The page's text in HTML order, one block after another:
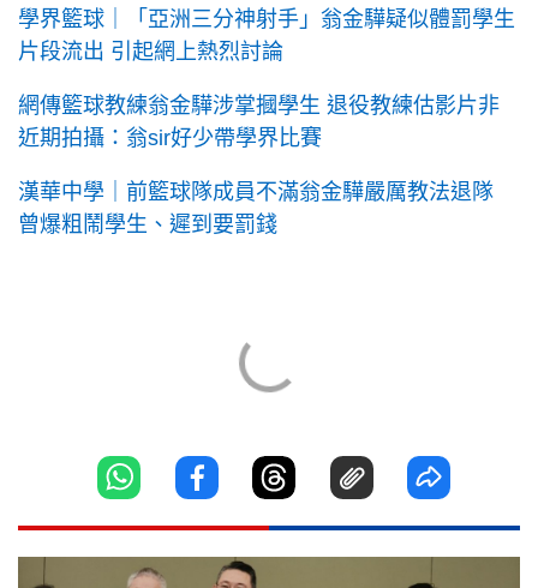
學界籃球｜「亞洲三分神射手」翁金驊疑似體罰學生
片段流出 引起網上熱烈討論
網傳籃球教練翁金驊涉掌摑學生 退役教練估影片非
近期拍攝：翁sir好少帶學界比賽
漢華中學｜前籃球隊成員不滿翁金驊嚴厲教法退隊
曾爆粗鬧學生、遲到要罰錢